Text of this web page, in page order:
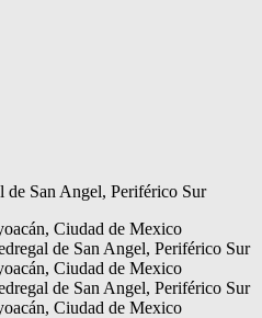
de San Angel, Periférico Sur